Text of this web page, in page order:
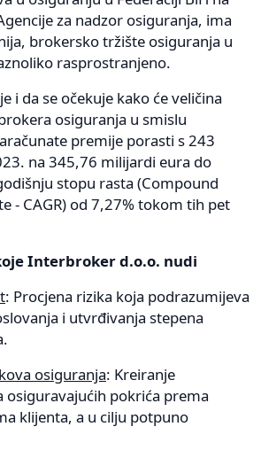
za nadzor osiguranja, ima
brokersko tržište osiguranja u
rasprostranjeno.
i da se očekuje kako će veličina
osiguranja u smislu
premije porasti s 243
na 345,76 milijardi eura do
stopu rasta (Compound
- CAGR) od 7,27% tokom tih pet
Interbroker d.o.o. nudi
: Procjena rizika koja podrazumijeva
i utvrđivanja stepena
osiguranja: Kreiranje
osiguravajućih pokrića prema
klijenta, a u cilju potpuno